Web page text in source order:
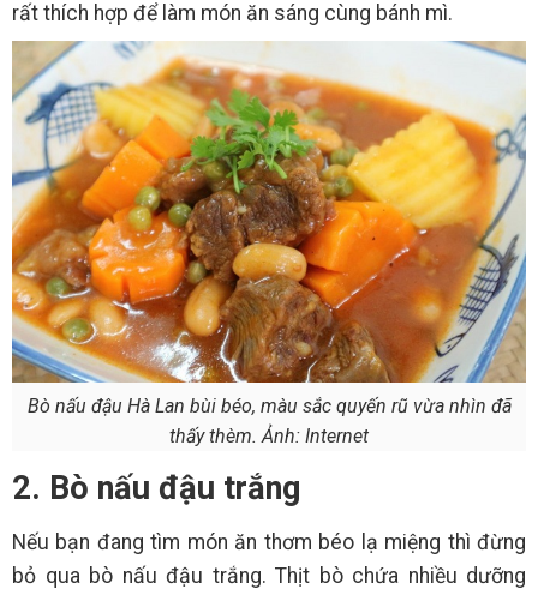
rất thích hợp để làm món ăn sáng cùng bánh mì.
Bò nấu đậu Hà Lan bùi béo, màu sắc quyến rũ vừa nhìn đã
thấy thèm. Ảnh: Internet
2. Bò nấu đậu trắng
Nếu bạn đang tìm món ăn thơm béo lạ miệng thì đừng
bỏ qua bò nấu đậu trắng. Thịt bò chứa nhiều dưỡng